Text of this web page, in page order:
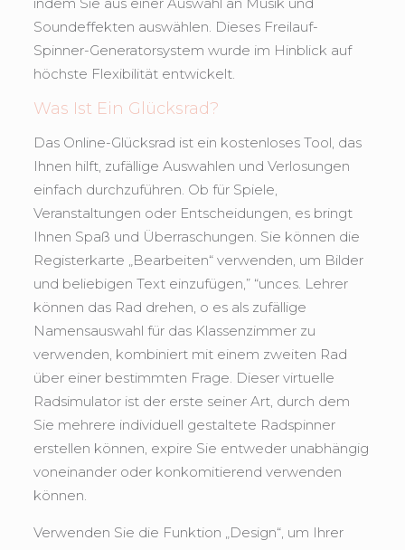
Soundeffekten auswählen. Dieses Freilauf-
Spinner-Generatorsystem wurde im Hinblick auf
höchste Flexibilität entwickelt.
Was Ist Ein Glücksrad?
Das Online-Glücksrad ist ein kostenloses Tool, das
Ihnen hilft, zufällige Auswahlen und Verlosungen
einfach durchzuführen. Ob für Spiele,
Veranstaltungen oder Entscheidungen, es bringt
Ihnen Spaß und Überraschungen. Sie können die
Registerkarte „Bearbeiten“ verwenden, um Bilder
und beliebigen Text einzufügen,” “unces. Lehrer
können das Rad drehen, o es als zufällige
Namensauswahl für das Klassenzimmer zu
verwenden, kombiniert mit einem zweiten Rad
über einer bestimmten Frage. Dieser virtuelle
Radsimulator ist der erste seiner Art, durch dem
Sie mehrere individuell gestaltete Radspinner
erstellen können, expire Sie entweder unabhängig
voneinander oder konkomitierend verwenden
können.
Verwenden Sie die Funktion „Design“, um Ihrer